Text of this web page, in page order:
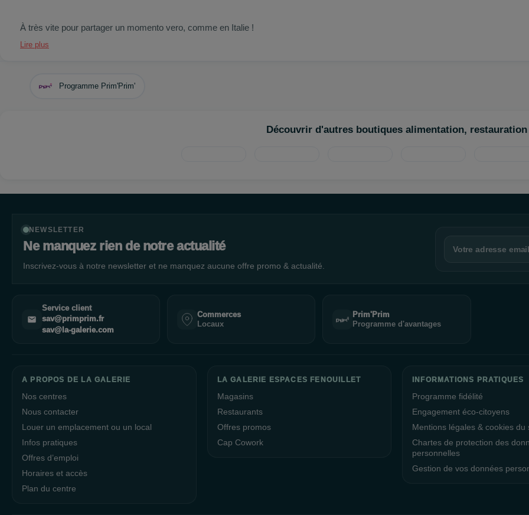
À très vite pour partager un momento vero, comme en Italie !
Lire plus
Programme Prim'Prim'
Découvrir d'autres boutiques alimentation, restauration
NEWSLETTER
Ne manquez rien de notre actualité
Inscrivez-vous à notre newsletter et ne manquez aucune offre promo & actualité.
Service client
sav@primprim.fr
sav@la-galerie.com
Commerces
Locaux
Prim'Prim
Programme d'avantages
A PROPOS DE LA GALERIE
Nos centres
Nous contacter
Louer un emplacement ou un local
Infos pratiques
Offres d’emploi
Horaires et accès
Plan du centre
LA GALERIE ESPACES FENOUILLET
Magasins
Restaurants
Offres promos
Cap Cowork
INFORMATIONS PRATIQUES
Programme fidélité
Engagement éco-citoyens
Mentions légales & cookies du
Chartes de protection des
personnelles
Gestion de vos données